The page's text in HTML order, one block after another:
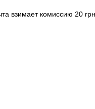
взимает комиссию 20